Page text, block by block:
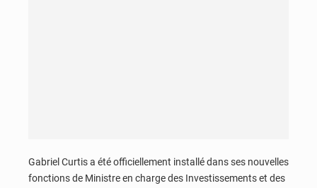
Gabriel Curtis a été officiellement installé dans ses nouvelles
fonctions de Ministre en charge des Investissements et des